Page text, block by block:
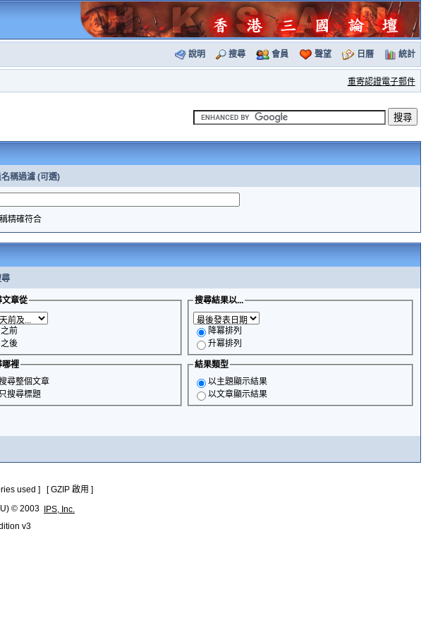
說明 搜尋 會員 聲望 日曆 統計
重寄認證電子郵件
稱過濾 (可選)
精確符合
文章從
之前
之後
搜尋結果以...
降冪排列
升冪排列
哪裡
尋整個文章
只搜尋標題
結果類型
以主題顯示結果
以文章顯示結果
used ] [ GZIP 啟用 ]
© 2003
IPS, Inc.
v3